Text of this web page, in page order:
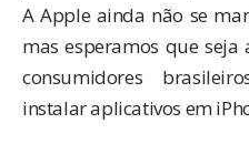
A Apple ainda não se
mas esperamos que seja
consumidores
instalar aplicativos em